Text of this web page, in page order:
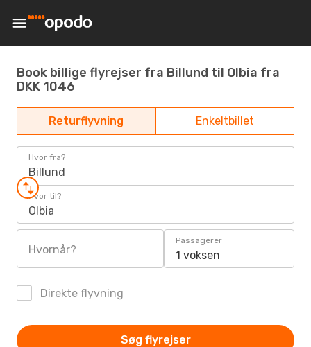
Book billige flyrejser fra Billund til Olbia fra
DKK 1046
Returflyvning Enkeltbillet
Hvor fra?
Billund
Hvor til?
Olbia
Hvornår?
Passagerer
1 voksen
Direkte flyvning
Søg flyrejser